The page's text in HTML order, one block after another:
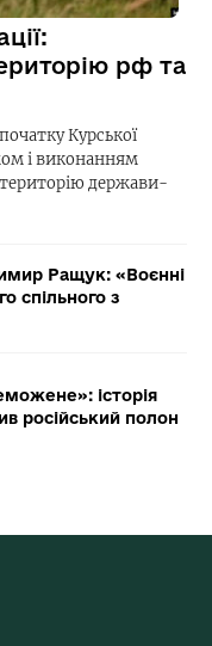
рф та
Курської
і виконанням
територію держави-
Ращук: «Воєнні
спільного з
історія
російський полон